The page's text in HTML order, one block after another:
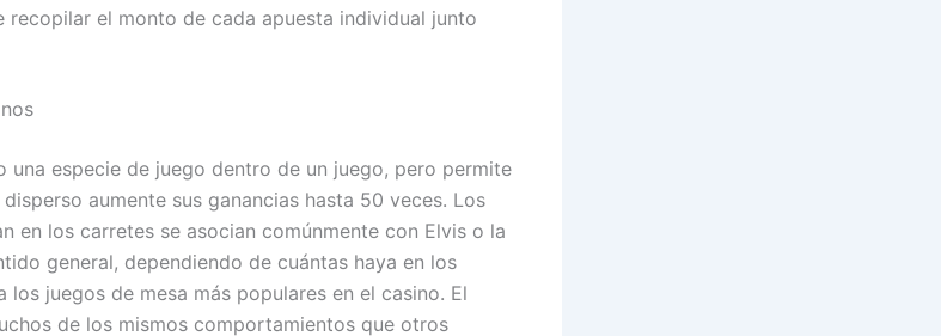
recopilar el monto de cada apuesta individual junto
una especie de juego dentro de un juego, pero permite
aumente sus ganancias hasta 50 veces. Los
en los carretes se asocian comúnmente con Elvis o la
general, dependiendo de cuántas haya en los
los juegos de mesa más populares en el casino. El
de los mismos comportamientos que otros